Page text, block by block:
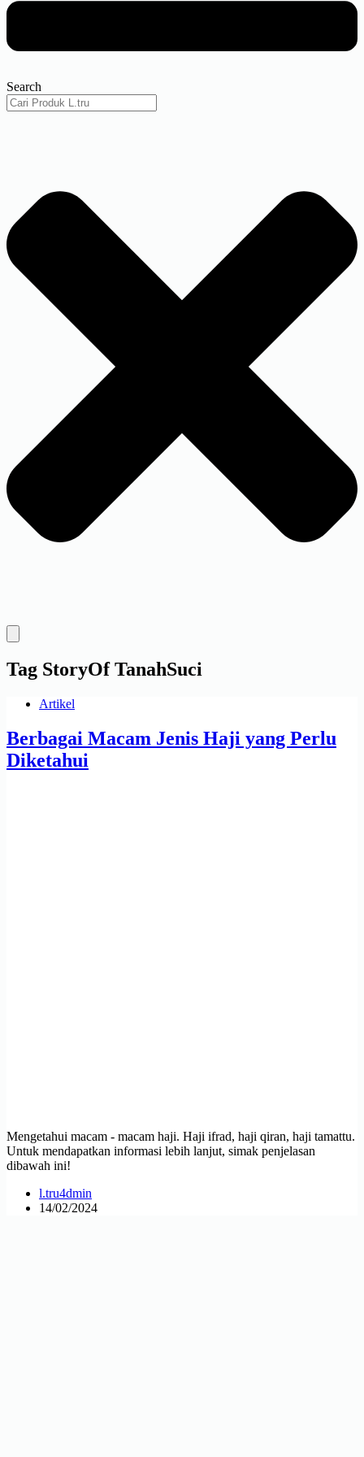
Search
Tag StoryOf TanahSuci
Artikel
Berbagai Macam Jenis Haji yang Perlu
Diketahui
Mengetahui macam - macam haji. Haji ifrad, haji qiran, haji tamattu.
Untuk mendapatkan informasi lebih lanjut, simak penjelasan
dibawah ini!
l.tru4dmin
14/02/2024